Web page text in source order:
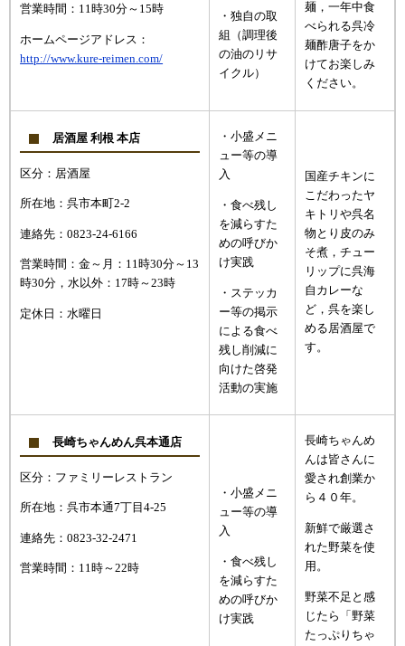
営業時間：11時30分～15時
ホームページアドレス：
http://www.kure-reimen.com/
・独自の取
組（調理後
の油のリサ
イクル）
麺，一年中食
べられる呉冷
麺酢唐子をか
けてお楽しみ
ください。
居酒屋 利根 本店
区分：居酒屋
所在地：呉市本町2-2
連絡先：0823-24-6166
営業時間：金～月：11時30分～13
時30分，水以外：17時～23時
定休日：水曜日
・小盛メニ
ュー等の導
入
・食べ残し
を減らすた
めの呼びか
け実践
・ステッカ
ー等の掲示
による食べ
残し削減に
向けた啓発
活動の実施
国産チキンに
こだわったヤ
キトリや呉名
物とり皮のみ
そ煮，チュー
リップに呉海
自カレーな
ど，呉を楽し
める居酒屋で
す。
長崎ちゃんめん呉本通店
区分：ファミリーレストラン
所在地：呉市本通7丁目4-25
連絡先：0823-32-2471
営業時間：11時～22時
・小盛メニ
ュー等の導
入
・食べ残し
を減らすた
めの呼びか
け実践
長崎ちゃんめ
んは皆さんに
愛され創業か
ら４０年。
新鮮で厳選さ
れた野菜を使
用。
野菜不足と感
じたら「野菜
たっぷりちゃ